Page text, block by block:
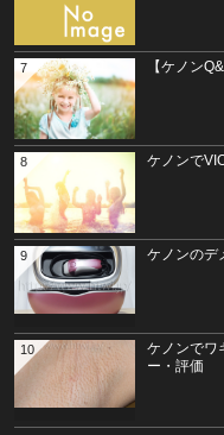
【ケノン
7
ケノンで
8
ケノンのデ
9
ケノンでワ
ー・評価
10